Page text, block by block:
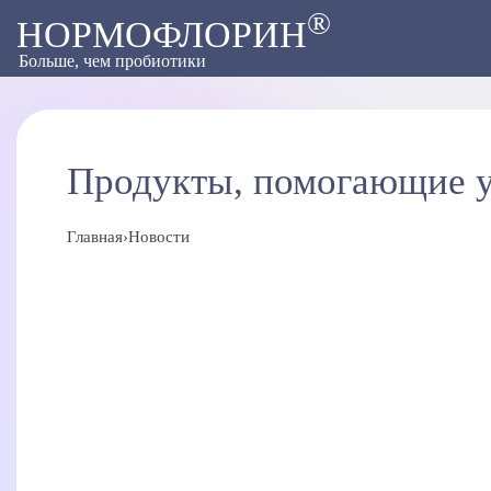
НОРМОФЛОРИН®
Больше, чем пробиотики
Продукты, помогающие
Главная›Новости